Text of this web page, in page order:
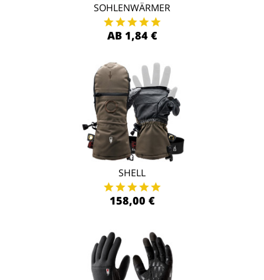
SOHLENWÄRMER
AB 1,84 €
SHELL
158,00 €